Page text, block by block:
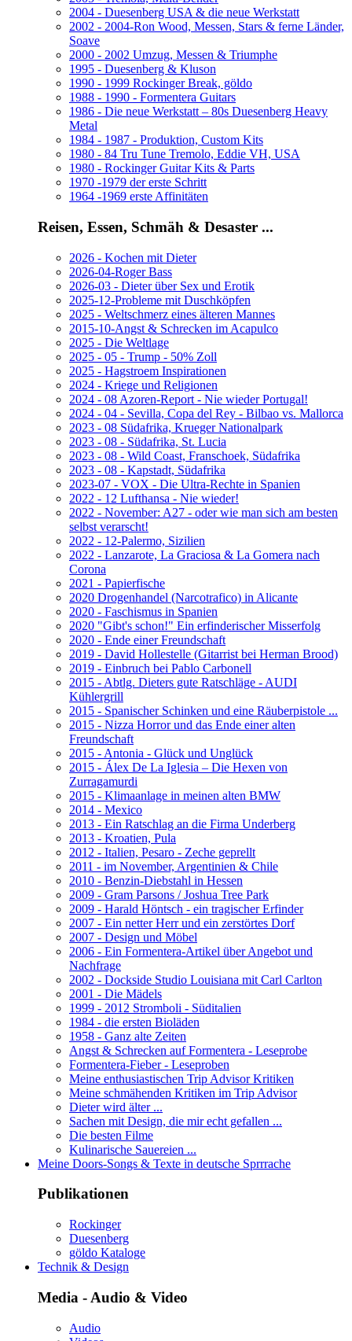
2004 - Duesenberg USA & die neue Werkstatt
2002 - 2004-Ron Wood, Messen, Stars & ferne Länder,
Soave
2000 - 2002 Umzug, Messen & Triumphe
1995 - Duesenberg & Kluson
1990 - 1999 Rockinger Break, göldo
1988 - 1990 - Formentera Guitars
1986 - Die neue Werkstatt – 80s Duesenberg Heavy
Metal
1984 - 1987 - Produktion, Custom Kits
1980 - 84 Tru Tune Tremolo, Eddie VH, USA
1980 - Rockinger Guitar Kits & Parts
1970 -1979 der erste Schritt
1964 -1969 erste Affinitäten
Reisen, Essen, Schmäh & Desaster ...
2026 - Kochen mit Dieter
2026-04-Roger Bass
2026-03 - Dieter über Sex und Erotik
2025-12-Probleme mit Duschköpfen
2025 - Weltschmerz eines älteren Mannes
2015-10-Angst & Schrecken im Acapulco
2025 - Die Weltlage
2025 - 05 - Trump - 50% Zoll
2025 - Hagstroem Inspirationen
2024 - Kriege und Religionen
2024 - 08 Azoren-Report - Nie wieder Portugal!
2024 - 04 - Sevilla, Copa del Rey - Bilbao vs. Mallorca
2023 - 08 Südafrika, Krueger Nationalpark
2023 - 08 - Südafrika, St. Lucia
2023 - 08 - Wild Coast, Franschoek, Südafrika
2023 - 08 - Kapstadt, Südafrika
2023-07 - VOX - Die Ultra-Rechte in Spanien
2022 - 12 Lufthansa - Nie wieder!
2022 - November: A27 - oder wie man sich am besten
selbst verarscht!
2022 - 12-Palermo, Sizilien
2022 - Lanzarote, La Graciosa & La Gomera nach
Corona
2021 - Papierfische
2020 Drogenhandel (Narcotrafico) in Alicante
2020 - Faschismus in Spanien
2020 "Gibt's schon!" Ein erfinderischer Misserfolg
2020 - Ende einer Freundschaft
2019 - David Hollestelle (Gitarrist bei Herman Brood)
2019 - Einbruch bei Pablo Carbonell
2015 - Abtlg. Dieters gute Ratschläge - AUDI
Kühlergrill
2015 - Spanischer Schinken und eine Räuberpistole ...
2015 - Nizza Horror und das Ende einer alten
Freundschaft
2015 - Antonia - Glück und Unglück
2015 - Álex De La Iglesia – Die Hexen von
Zurragamurdi
2015 - Klimaanlage in meinen alten BMW
2014 - Mexico
2013 - Ein Ratschlag an die Firma Underberg
2013 - Kroatien, Pula
2012 - Italien, Pesaro - Zeche geprellt
2011 - im November, Argentinien & Chile
2010 - Benzin-Diebstahl in Hessen
2009 - Gram Parsons / Joshua Tree Park
2009 - Harald Höntsch - ein tragischer Erfinder
2007 - Ein netter Herr und ein zerstörtes Dorf
2007 - Design und Möbel
2006 - Ein Formentera-Artikel über Angebot und
Nachfrage
2002 - Dockside Studio Louisiana mit Carl Carlton
2001 - Die Mädels
1999 - 2012 Stromboli - Süditalien
1984 - die ersten Bioläden
1958 - Ganz alte Zeiten
Angst & Schrecken auf Formentera - Leseprobe
Formentera-Fieber - Leseproben
Meine enthusiastischen Trip Advisor Kritiken
Meine schmähenden Kritiken im Trip Advisor
Dieter wird älter ...
Sachen mit Design, die mir echt gefallen ...
Die besten Filme
Kulinarische Sauereien ...
Meine Doors-Songs & Texte in deutsche Sprrrache
Publikationen
Rockinger
Duesenberg
göldo Kataloge
Technik & Design
Media - Audio & Video
Audio